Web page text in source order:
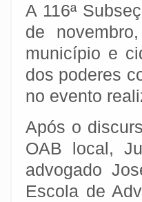
A 116ª
de
município e
dos poderes
no evento
Após o
OAB local,
advogado
Escola de